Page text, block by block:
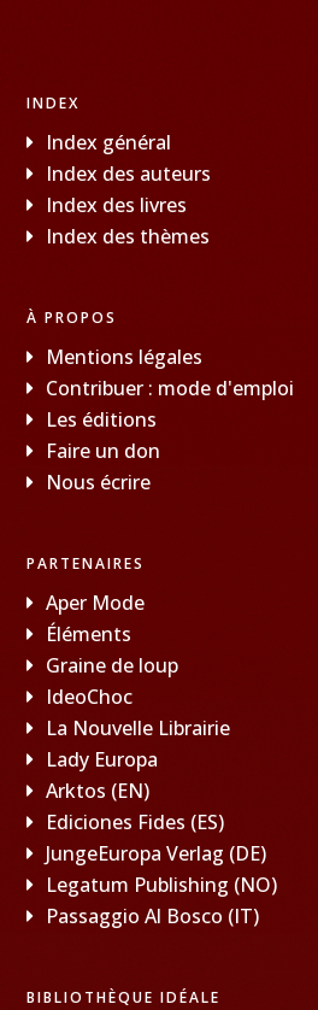
INDEX
Index général
Index des auteurs
Index des livres
Index des thèmes
À PROPOS
Mentions légales
Contribuer : mode d'emploi
Les éditions
Faire un don
Nous écrire
PARTENAIRES
Aper Mode
Éléments
Graine de loup
IdeoChoc
La Nouvelle Librairie
Lady Europa
Arktos (EN)
Ediciones Fides (ES)
JungeEuropa Verlag (DE)
Legatum Publishing (NO)
Passaggio Al Bosco (IT)
BIBLIOTHÈQUE IDÉALE